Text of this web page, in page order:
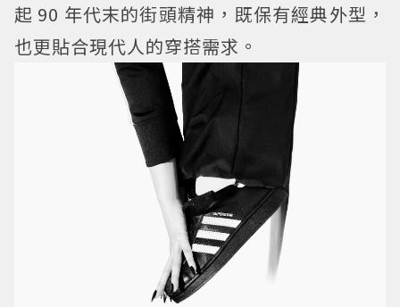
起 90 年代末的街頭精神，既保有經典外型，
也更貼合現代人的穿搭需求。